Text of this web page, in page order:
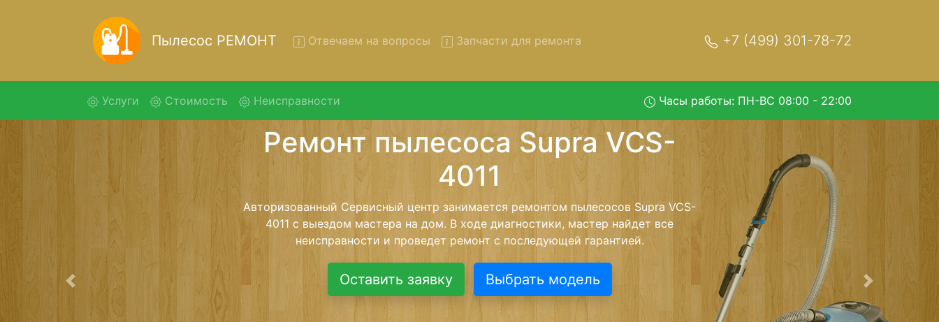
Пылесос РЕМОНТ Отвечаем на вопросы Запчасти для ремонта +7 (499) 301-78-72
Услуги (current)Стоимость Неисправности Часы работы: ПН-ВС 08:00 - 22:00
Ремонт пылесосов Supra VCS-4011 с
вывозом в сервис
Ремонт пылесосов Supra VCS-4011 с вывозом в сервисный центр и обратно - с
помощью нашей бесплатной услуги, специалист заберет Ваш пылесос для
дальнейшего более детального ремонта. Оговоренная стоимость ремонта
останется неизменно при возвращении видеотехники обратно.
Оставить заявку Выбрать модель
Предыдущая Следующая